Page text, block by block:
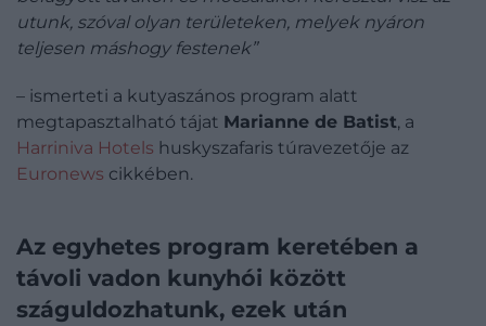
utunk, szóval olyan területeken, melyek nyáron
teljesen máshogy festenek”
– ismerteti a kutyaszános program alatt
megtapasztalható tájat Marianne de Batist, a
Harriniva Hotels huskyszafaris túravezetője az
Euronews cikkében.
Az egyhetes program keretében a
távoli vadon kunyhói között
száguldozhatunk, ezek után